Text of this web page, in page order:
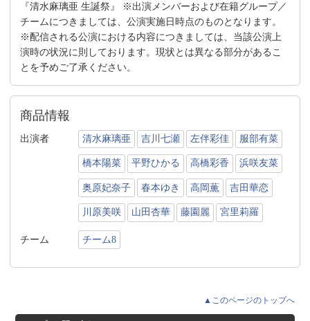
『清水麻璃亜 生誕祭』 ※出演メンバーおよび在籍グループ／
チームにつきましては、公演実施日時点のものとなります。
※配信される公演における内容につきましては、当該公演上
演時の状況に則しております。現状とは異なる部分があるこ
とを予めご了承ください。
商品情報
出演者 清水麻璃亜 吉川七瀬 左伴彩佳 服部有菜
橋本陽菜 平野ひかる 高橋彩香 浜咲友菜
奥原妃奈子 春本ゆき 高岡薫 吉田華恋
川原美咲 山田杏華 藤園麗 宮里莉羅
チーム チーム8
▲このページのトップへ